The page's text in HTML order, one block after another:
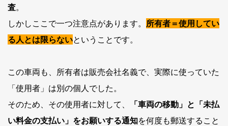
査。
しかしここで一つ注意点があります。 所有者＝使用してい
る人とは限らないということです。
この車両も、所有者は販売会社名義で、実際に使っていた
「使用者」は別の個人でした。
そのため、その使用者に対して、
「車両の移動」と「未払
い料金の支払い」をお願いする通知を何度も郵送すること